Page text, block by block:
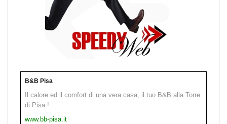
B&B Pisa
Il calore ed il comfort di una vera casa, il tuo B&B alla Torre
di Pisa !
www.bb-pisa.it